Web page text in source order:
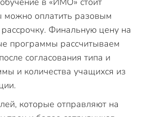
можно оплатить разовым
Финальную цену на
программы рассчитываем
согласования типа и
и количества учащихся из
которые отправляют на